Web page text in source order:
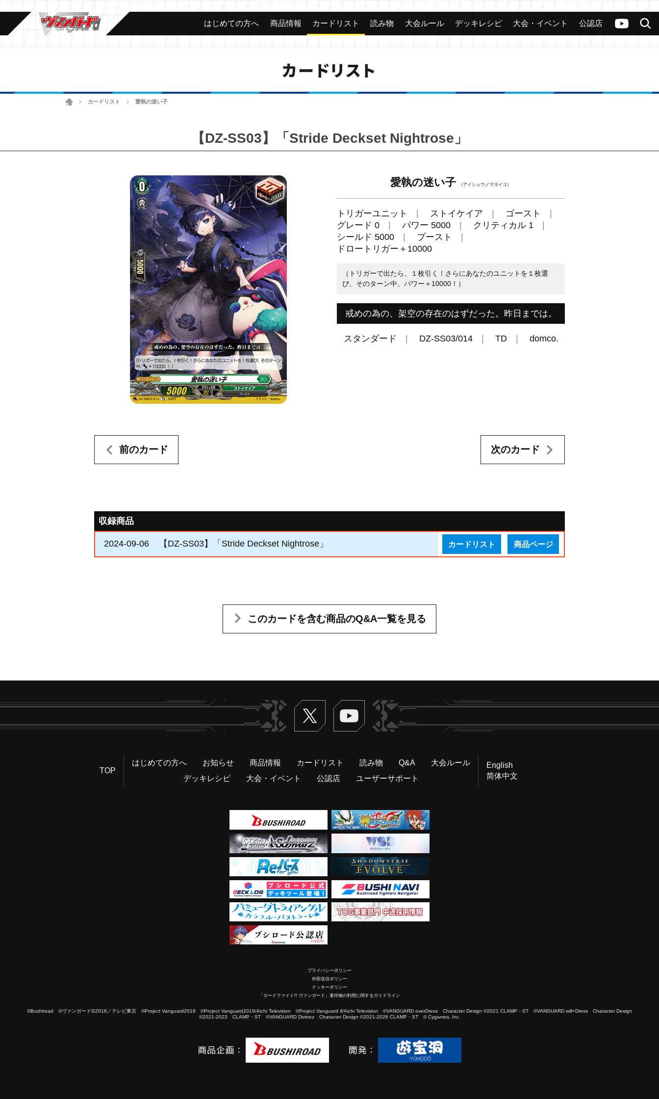
ヴァンガードch
検索
カード 大会 公認店舗 その他
はじめての方へ 商品情報 カードリスト 読み物 大会ルール デッキレシピ 大会・イベント 公認店
カードリスト
ホームカードリスト 愛執の迷い子
【DZ-SS03】「Stride Deckset Nightrose」
愛執の迷い子 （アイシュウノマヨイゴ）
トリガーユニット ストイケイア
ゴースト
グレード 0
パワー 5000
クリティカル 1
シールド 5000
ブースト
ドロートリガー＋10000
（トリガーで出たら、１枚引く！さらにあなたのユニットを１枚選
び、そのターン中、パワー＋10000！）
戒めの為の、架空の存在のはずだった。昨日までは。
スタンダード DZ-SS03/014 TD domco.
前のカード 次のカード
収録商品
2024-09-06 【DZ-SS03】「Stride Deckset Nightrose」 カードリスト 商品ページ
このカードを含む商品のQ&A一覧を見る
Twitter ヴァンガードch
TOP
はじめての方へ お知らせ 商品情報 カードリスト 読み物 Q&A
大会ルール
デッキレシピ
大会・イベント 公認店 ユーザーサポート
English
简体中文
プライバシーポリシー
外部送信ポリシー
クッキーポリシー
「カードファイト!! ヴァンガード」著作物の利用に関するガイドライン
©Bushiroad ©ヴァンガードG2016／テレビ東京 ©Project Vanguard2018 ©Project Vanguard2019/Aichi Television ©Project Vanguard if/Aichi Television ©VANGUARD overDress Character Design ©2021 CLAMP・ST ©VANGUARD will+Dress Character Design
©2021-2023 CLAMP・ST ©VANGUARD Divinez Character Design ©2021-2026 CLAMP・ST © Cygames, Inc.